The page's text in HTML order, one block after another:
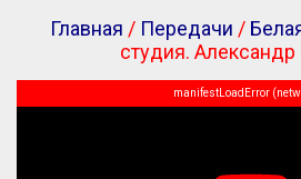
Главная / Передачи /
студия. Александр
manifestLoadError